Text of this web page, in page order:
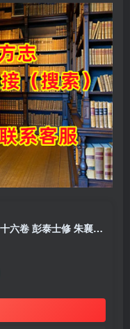
四川省内江市光绪31年《内江县志》十六卷 彭泰士修 朱襄虞纂PDF电子版地方志下载